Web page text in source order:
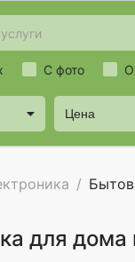
Цена
С фото
для дома